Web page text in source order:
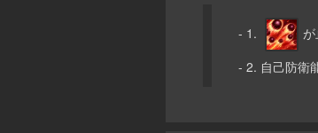
- 1.
- 2. 自己防衛